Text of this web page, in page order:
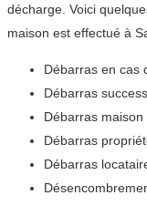
décharge. Voici
maison est effectué à
Débarras en cas
Débarras
Débarras
Débarras
Débarras